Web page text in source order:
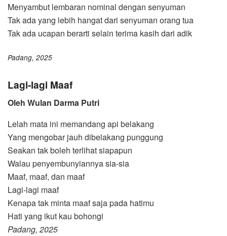
Menyambut lembaran nominal dengan senyuman
Tak ada yang lebih hangat dari senyuman orang tua
Tak ada ucapan berarti selain terima kasih dari adik
Padang, 2025
Lagi-lagi Maaf
Oleh Wulan Darma Putri
Lelah mata ini memandang api belakang
Yang mengobar jauh dibelakang punggung
Seakan tak boleh terlihat siapapun
Walau penyembunyiannya sia-sia
Maaf, maaf, dan maaf
Lagi-lagi maaf
Kenapa tak minta maaf saja pada hatimu
Hati yang ikut kau bohongi
Padang, 2025